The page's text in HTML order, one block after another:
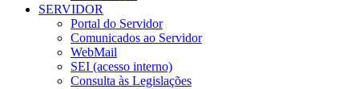
SERVIDOR
Portal do Servidor
Comunicados ao Servidor
WebMail
SEI (acesso interno)
Consulta às Legislações